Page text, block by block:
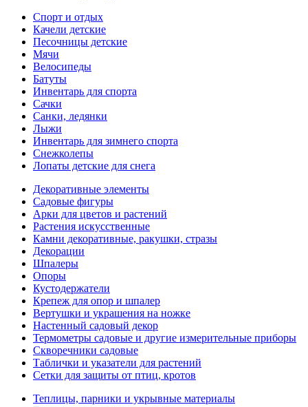
Спорт и отдых
Качели детские
Песочницы детские
Мячи
Велосипеды
Батуты
Инвентарь для спорта
Сачки
Санки, ледянки
Лыжи
Инвентарь для зимнего спорта
Снежколепы
Лопаты детские для снега
Декоративные элементы
Садовые фигуры
Арки для цветов и растений
Растения искусственные
Камни декоративные, ракушки, стразы
Декорации
Шпалеры
Опоры
Кустодержатели
Крепеж для опор и шпалер
Вертушки и украшения на ножке
Настенный садовый декор
Термометры садовые и другие измерительные приборы
Скворечники садовые
Таблички и указатели для растений
Сетки для защиты от птиц, кротов
Теплицы, парники и укрывные материалы